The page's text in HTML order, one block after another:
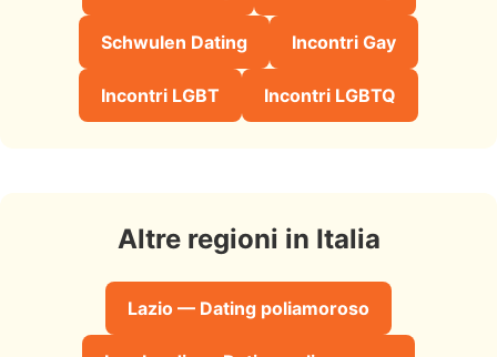
Schwulen Dating Incontri Gay
Incontri LGBT Incontri LGBTQ
Altre regioni in Italia
Lazio — Dating poliamoroso